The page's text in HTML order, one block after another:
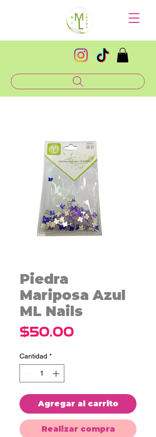
Piedra
Mariposa Azul
ML Nails
$50.00
Cantidad *
Agregar al carrito
Realizar compra